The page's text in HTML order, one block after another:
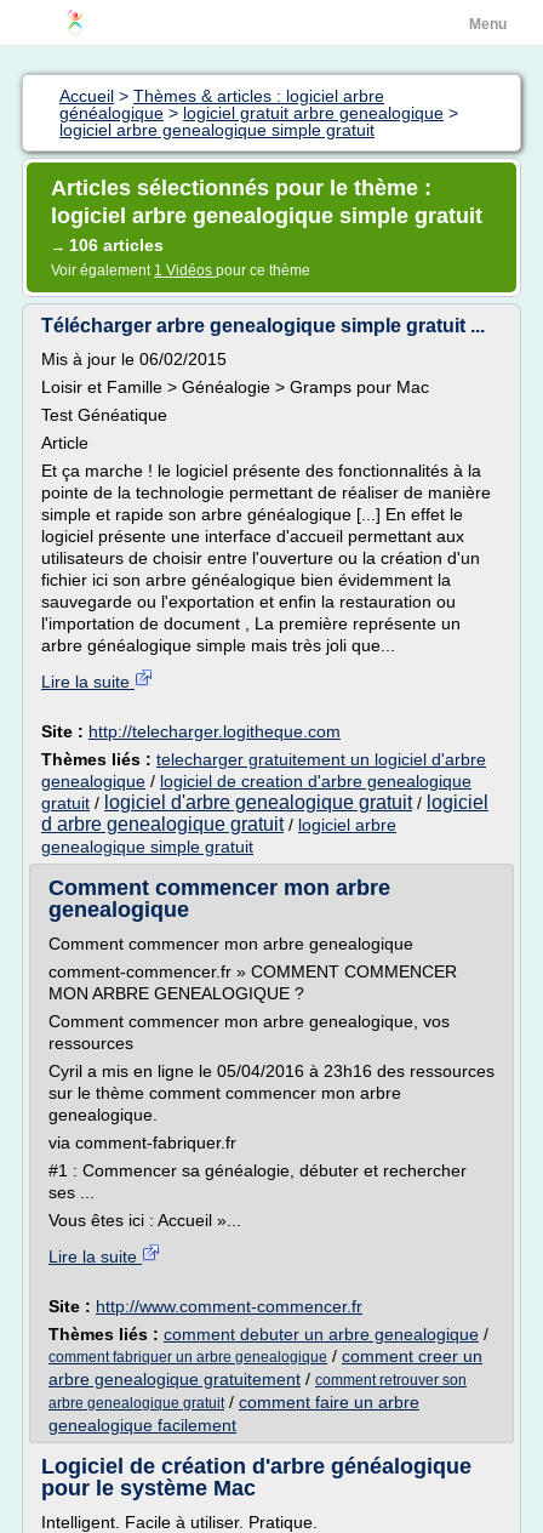
Menu
Accueil > Thèmes & articles : logiciel arbre
généalogique > logiciel gratuit arbre genealogique >
logiciel arbre genealogique simple gratuit
Articles sélectionnés pour le thème :
logiciel arbre genealogique simple gratuit
→ 106 articles
Voir également 1 Vidéos pour ce thème
Télécharger arbre genealogique simple gratuit ...
Mis à jour le 06/02/2015
Loisir et Famille > Généalogie > Gramps pour Mac
Test Généatique
Article
Et ça marche ! le logiciel présente des fonctionnalités à la
pointe de la technologie permettant de réaliser de manière
simple et rapide son arbre généalogique [...] En effet le
logiciel présente une interface d'accueil permettant aux
utilisateurs de choisir entre l'ouverture ou la création d'un
fichier ici son arbre généalogique bien évidemment la
sauvegarde ou l'exportation et enfin la restauration ou
l'importation de document , La première représente un
arbre généalogique simple mais très joli que...
Lire la suite
Site : http://telecharger.logitheque.com
Thèmes liés : telecharger gratuitement un logiciel d'arbre
genealogique / logiciel de creation d'arbre genealogique
gratuit / logiciel d'arbre genealogique gratuit/ logiciel
d arbre genealogique gratuit/ logiciel arbre
genealogique simple gratuit
Comment commencer mon arbre
genealogique
Comment commencer mon arbre genealogique
comment-commencer.fr » COMMENT COMMENCER
MON ARBRE GENEALOGIQUE ?
Comment commencer mon arbre genealogique, vos
ressources
Cyril a mis en ligne le 05/04/2016 à 23h16 des ressources
sur le thème comment commencer mon arbre
genealogique.
via comment-fabriquer.fr
#1 : Commencer sa généalogie, débuter et rechercher
ses ...
Vous êtes ici : Accueil »...
Lire la suite
Site : http://www.comment-commencer.fr
Thèmes liés : comment debuter un arbre genealogique /
comment fabriquer un arbre genealogique / comment creer un
arbre genealogique gratuitement / comment retrouver son
arbre genealogique gratuit/ comment faire un arbre
genealogique facilement
Logiciel de création d'arbre généalogique
pour le système Mac
Intelligent. Facile à utiliser. Pratique.